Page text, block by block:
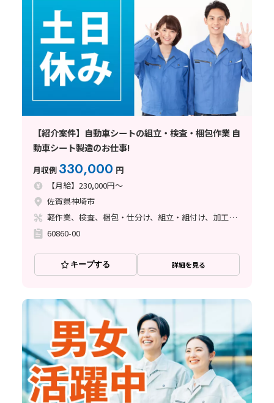
【紹介案件】自動車シートの組立・検査・梱包作業 自
動車シート製造のお仕事!
月収例 330,000 円
【月給】230,000円～
佐賀県神埼市
軽作業、検査、梱包・仕分け、組立・組付け、加工、マシンオペレーター、清掃・洗浄、溶接
60860-00
キープする 詳細を見る